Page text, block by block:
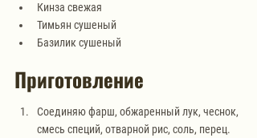
Кинза свежая
Тимьян сушеный
Базилик сушеный
Приготовление
Соединяю фарш, обжаренный лук, чеснок,
смесь специй, отварной рис, соль, перец.